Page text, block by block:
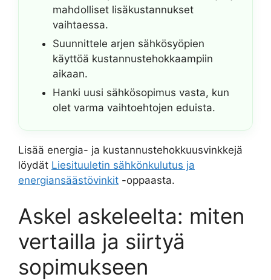
mahdolliset lisäkustannukset
vaihtaessa.
Suunnittele arjen sähkösyöpien
käyttöä kustannustehokkaampiin
aikaan.
Hanki uusi sähkösopimus vasta, kun
olet varma vaihtoehtojen eduista.
Lisää energia- ja kustannustehokkuusvinkkejä
löydät Liesituuletin sähkönkulutus ja
energiansäästövinkit -oppaasta.
Askel askeleelta: miten
vertailla ja siirtyä
sopimukseen